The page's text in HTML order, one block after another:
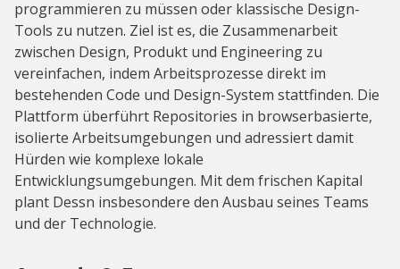
programmieren zu müssen oder klassische Design-
Tools zu nutzen. Ziel ist es, die Zusammenarbeit
zwischen Design, Produkt und Engineering zu
vereinfachen, indem Arbeitsprozesse direkt im
bestehenden Code und Design-System stattfinden. Die
Plattform überführt Repositories in browserbasierte,
isolierte Arbeitsumgebungen und adressiert damit
Hürden wie komplexe lokale
Entwicklungsumgebungen. Mit dem frischen Kapital
plant Dessn insbesondere den Ausbau seines Teams
und der Technologie.